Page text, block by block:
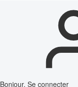
Bonjour, Se connecter